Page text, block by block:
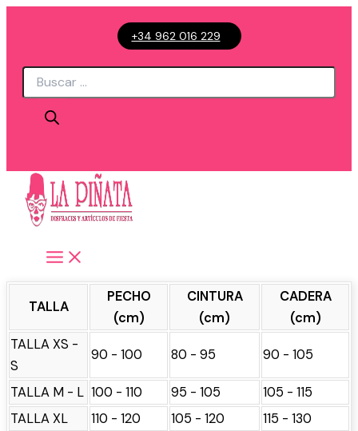
+34 962 016 229
Búsqueda
TALLA
PECHO
(cm)
CINTURA
(cm)
CADERA
(cm)
TALLA XS -
S
90 - 100 80 - 95 90 - 105
TALLA M - L 100 - 110 95 - 105
105 - 115
TALLA XL
110 - 120 105 - 120
115 - 130